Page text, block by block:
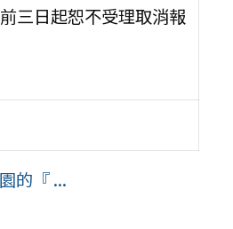
三日起恕不受理取消報
的『 ...